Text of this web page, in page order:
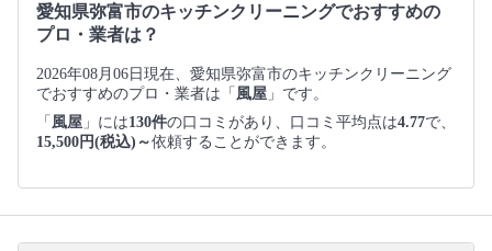
愛知県弥富市のキッチンクリーニングでおすすめの
プロ・業者は？
2026年08月06日現在、愛知県弥富市のキッチンクリーニング
でおすすめのプロ・業者は「 風屋 」です。
「 風屋 」には130件の口コミがあり、口コミ平均点は4.77で、
15,500円(税込)～依頼することができます。